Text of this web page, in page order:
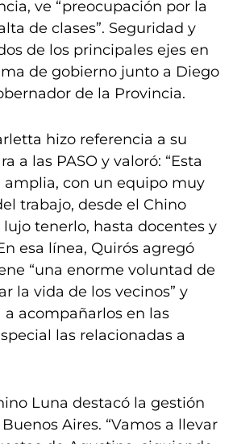
ve “preocupación por la
de clases”. Seguridad y
de los principales ejes en
de gobierno junto a Diego
de la Provincia.
hizo referencia a su
a las PASO y valoró: “Esta
amplia, con un equipo muy
trabajo, desde el Chino
lujo tenerlo, hasta docentes y
esa línea, Quirós agregó
“una enorme voluntad de
la vida de los vecinos” y
acompañarlos en las
las relacionadas a
Luna destacó la gestión
Aires. “Vamos a llevar